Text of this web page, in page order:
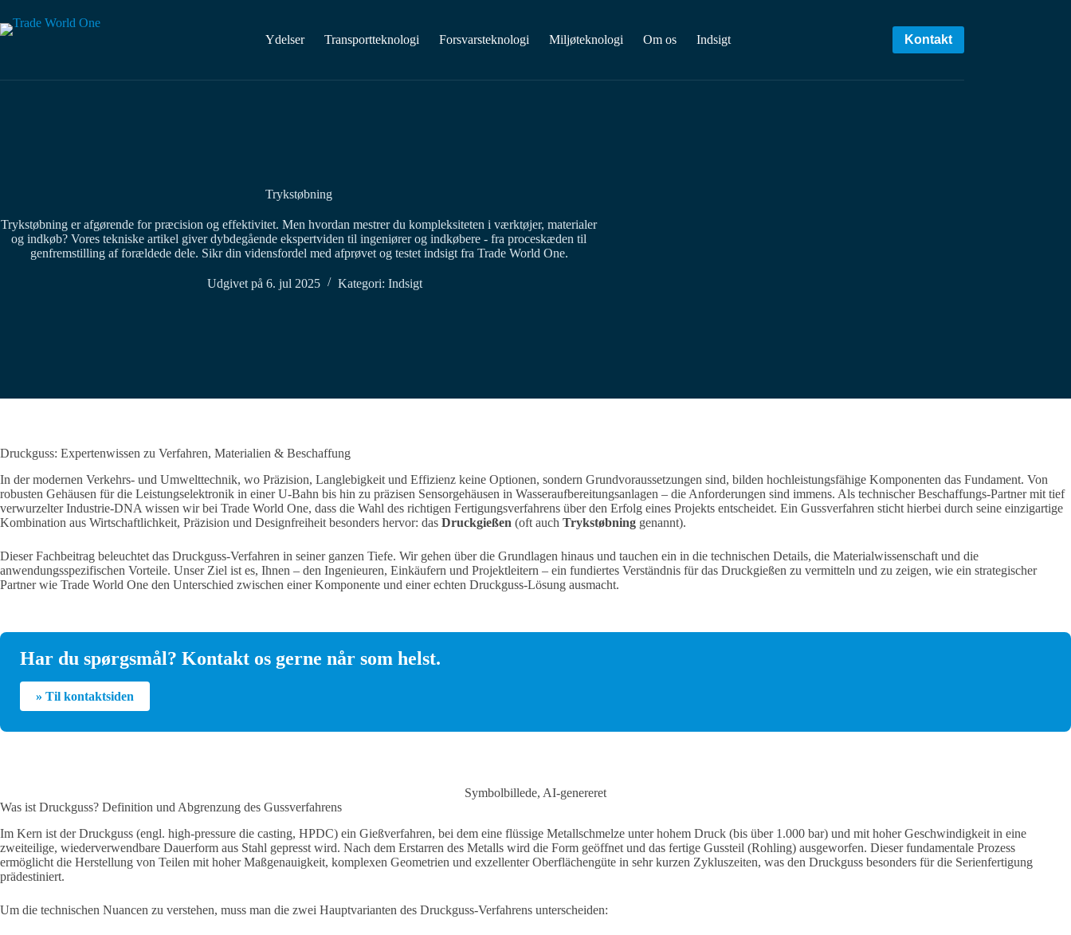
til
indhold
Ydelser Transportteknologi Forsvarsteknologi Miljøteknologi Om os Indsigt Kontakt
Trykstøbning
Trykstøbning er afgørende for præcision og effektivitet. Men hvordan mestrer du kompleksiteten i værktøjer, materialer
og indkøb? Vores tekniske artikel giver dybdegående ekspertviden til ingeniører og indkøbere - fra proceskæden til
genfremstilling af forældede dele. Sikr din vidensfordel med afprøvet og testet indsigt fra Trade World One.
Udgivet på 6. jul 2025 Kategori: Indsigt
Druckguss: Expertenwissen zu Verfahren, Materialien & Beschaffung
In der modernen Verkehrs- und Umwelttechnik, wo Präzision, Langlebigkeit und Effizienz keine Optionen, sondern Grundvoraussetzungen sind, bilden hochleistungsfähige Komponenten das Fundament. Von
robusten Gehäusen für die Leistungselektronik in einer U-Bahn bis hin zu präzisen Sensorgehäusen in Wasseraufbereitungsanlagen – die Anforderungen sind immens. Als technischer Beschaffungs-Partner mit tief
verwurzelter Industrie-DNA wissen wir bei Trade World One, dass die Wahl des richtigen Fertigungsverfahrens über den Erfolg eines Projekts entscheidet. Ein Gussverfahren sticht hierbei durch seine einzigartige
Kombination aus Wirtschaftlichkeit, Präzision und Designfreiheit besonders hervor: das Druckgießen (oft auch Trykstøbning genannt).
Dieser Fachbeitrag beleuchtet das Druckguss-Verfahren in seiner ganzen Tiefe. Wir gehen über die Grundlagen hinaus und tauchen ein in die technischen Details, die Materialwissenschaft und die
anwendungsspezifischen Vorteile. Unser Ziel ist es, Ihnen – den Ingenieuren, Einkäufern und Projektleitern – ein fundiertes Verständnis für das Druckgießen zu vermitteln und zu zeigen, wie ein strategischer
Partner wie Trade World One den Unterschied zwischen einer Komponente und einer echten Druckguss-Lösung ausmacht.
Har du spørgsmål? Kontakt os gerne når som helst.
» Til kontaktsiden
Symbolbillede, AI-genereret
Was ist Druckguss? Definition und Abgrenzung des Gussverfahrens
Im Kern ist der Druckguss (engl. high-pressure die casting, HPDC) ein Gießverfahren, bei dem eine flüssige Metallschmelze unter hohem Druck (bis über 1.000 bar) und mit hoher Geschwindigkeit in eine
zweiteilige, wiederverwendbare Dauerform aus Stahl gepresst wird. Nach dem Erstarren des Metalls wird die Form geöffnet und das fertige Gussteil (Rohling) ausgeworfen. Dieser fundamentale Prozess
ermöglicht die Herstellung von Teilen mit hoher Maßgenauigkeit, komplexen Geometrien und exzellenter Oberflächengüte in sehr kurzen Zykluszeiten, was den Druckguss besonders für die Serienfertigung
prädestiniert.
Um die technischen Nuancen zu verstehen, muss man die zwei Hauptvarianten des Druckguss-Verfahrens unterscheiden: